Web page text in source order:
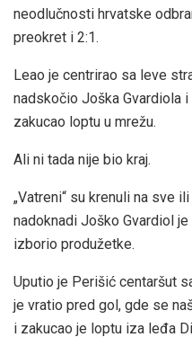
neodlučnosti hrvatske
preokret i 2:1.
Leao je centrirao sa leve
nadskočio Joška Gvardiola
zakucao loptu u mrežu.
Ali ni tada nije bio kraj.
„Vatreni“ su krenuli na sve
nadoknadi Joško Gvardiol
izborio produžetke.
Uputio je Perišić centaršut
je vratio pred gol, gde se
i zakucao je loptu iza leđa